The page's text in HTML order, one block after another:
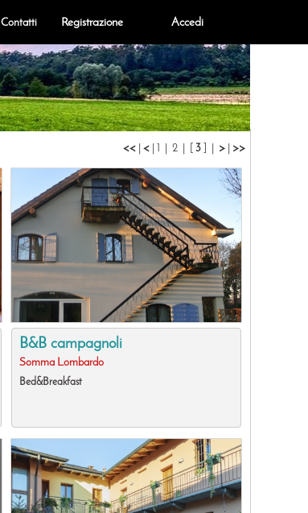
Contatti Registrazione Accedi
<< < 1 2 3 > >>
B&B campagnoli
Somma Lombardo
Bed&Breakfast